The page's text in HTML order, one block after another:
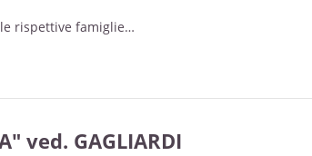
le rispettive famiglie
ved. GAGLIARDI